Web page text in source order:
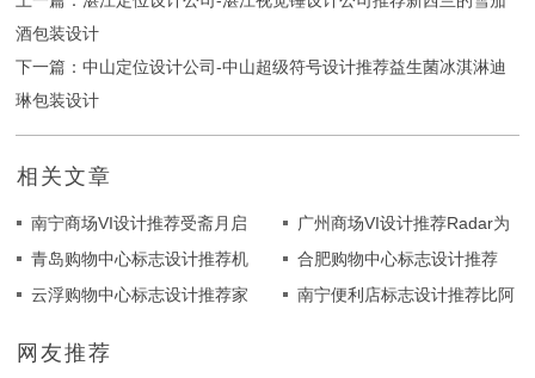
酒包装设计
下一篇：中山定位设计公司-中山超级符号设计推荐益生菌冰淇淋迪
琳包装设计
相关文章
南宁商场VI设计推荐受斋月启
发的7up罐设计理念
广州商场VI设计推荐Radar为
Krafla创造品牌斯堪的纳维亚
人对运动的奉献和热爱
青岛购物中心标志设计推荐机
器人食品为Brooklyn Brewery
合肥购物中心标志设计推荐
Serga品牌和包装设计
云浮购物中心标志设计推荐家
重塑和重新定位
南宁便利店标志设计推荐比阿
网友推荐